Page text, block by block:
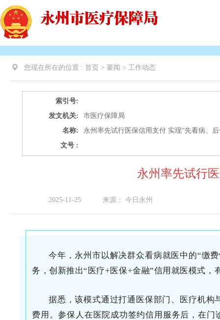
您现在所在的位置 : 首页 > 要闻 > 工作动态
索引号:
发文机关:
市医疗保障局
名称:
永州率先试行医保信用支付 实现“先看病、后
文号 :
永州率先试行
2025-11-25 来源： 今日永州
今年，永州市以解决群众看病就医中的“缴
务，创新推出“医疗+医保+金融”信用就医模式
据悉，该模式通过打通医保部门、医疗机
费用。参保人在医院成功签约信用服务后，在